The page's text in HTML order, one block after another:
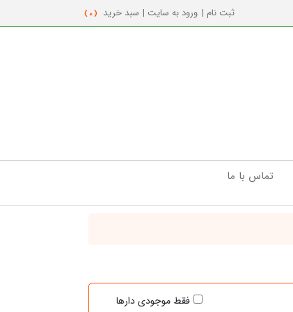
ثبت نام | ورود به سایت | سبد خرید ( 0 )
تماس با ما
فقط موجودی دارها